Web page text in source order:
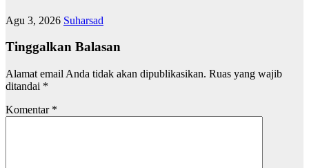
Agu 3, 2026 Suharsad
Tinggalkan Balasan
Alamat email Anda tidak akan dipublikasikan. Ruas yang wajib
ditandai *
Komentar *